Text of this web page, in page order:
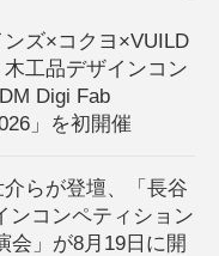
ンズ×コクヨ×VUILD
工品デザインコン
Digi Fab
」を初開催
らが登壇、「長谷
ンコンペティション
会」が8月19日に開